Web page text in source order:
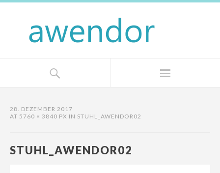
28. DEZEMBER 2017
AT 5760 × 3840 PX IN STUHL_AWENDOR02
STUHL_AWENDOR02